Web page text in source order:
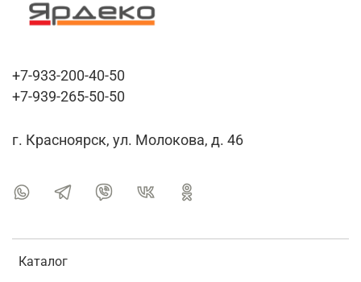
Каталог
+7-933-200-40-50
+7-939-265-50-50
г. Красноярск, ул. Молокова, д. 46